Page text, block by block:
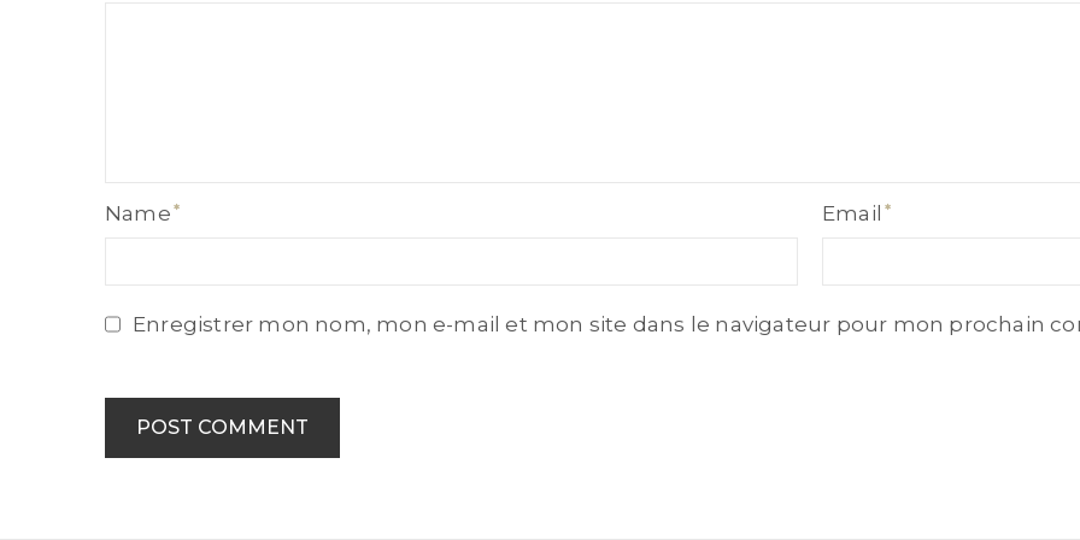
Name
Email
Enregistrer mon nom, mon e-mail et mon site dans le navigateur pour mon prochain